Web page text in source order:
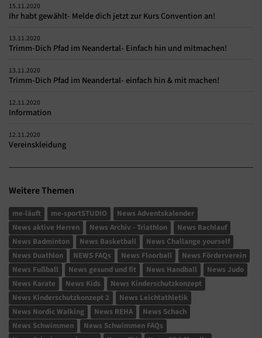
15.11.2020
Ihr habt gewählt- Melde dich jetzt zur Kurs Convention an!
13.11.2020
Trimm-Dich Pfad im Neandertal- Einfach hin und mitmachen!
13.11.2020
Trimm-Dich Pfad im Neandertal- einfach hin & mit machen!
12.11.2020
Information
12.11.2020
Vereinskleidung
Weitere Themen
me-läuft me-sportSTUDIO
News Adventskalender
News aktive Herren
News Archiv - Triathlon
News Bachlauf
News Badminton
News Basketball
News Challange yourself
News Duathlon
NEWS FAQs News Floorball
News Förderverein
News Fußball
News gesund und fit News Handball
News Judo
News Karate
News Kids
News Kinderschutzkonzept
News Kinderschutzkonzept 2
News Leichtathletik
News Nordic Walking
News REHA
News Schach
News Schwimmen
News Schwimmen FAQs